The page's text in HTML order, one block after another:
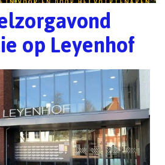
op Leyenhof